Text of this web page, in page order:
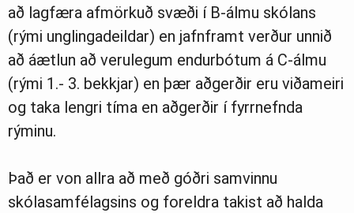
að lagfæra afmörkuð svæði í B-álmu skólans
(rými unglingadeildar) en jafnframt verður unnið
að áætlun að verulegum endurbótum á C-álmu
(rými 1.- 3. bekkjar) en þær aðgerðir eru viðameiri
og taka lengri tíma en aðgerðir í fyrrnefnda
rýminu.
Það er von allra að með góðri samvinnu
skólasamfélagsins og foreldra takist að halda